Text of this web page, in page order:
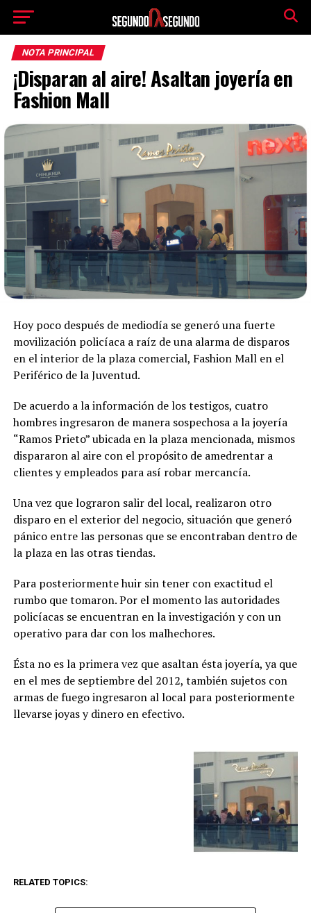
NOTA PRINCIPAL
¡Disparan al aire! Asaltan joyería en
Fashion Mall
Hoy poco después de mediodía se generó una fuerte
movilización policíaca a raíz de una alarma de disparos
en el interior de la plaza comercial, Fashion Mall en el
Periférico de la Juventud.
De acuerdo a la información de los testigos, cuatro
hombres ingresaron de manera sospechosa a la joyería
“Ramos Prieto” ubicada en la plaza mencionada, mismos
dispararon al aire con el propósito de amedrentar a
clientes y empleados para así robar mercancía.
Una vez que lograron salir del local, realizaron otro
disparo en el exterior del negocio, situación que generó
pánico entre las personas que se encontraban dentro de
la plaza en las otras tiendas.
Para posteriormente huir sin tener con exactitud el
rumbo que tomaron. Por el momento las autoridades
policíacas se encuentran en la investigación y con un
operativo para dar con los malhechores.
Ésta no es la primera vez que asaltan ésta joyería, ya que
en el mes de septiembre del 2012, también sujetos con
armas de fuego ingresaron al local para posteriormente
llevarse joyas y dinero en efectivo.
RELATED TOPICS: